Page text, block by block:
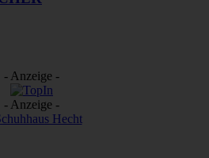
- Anzeige -
- Anzeige -